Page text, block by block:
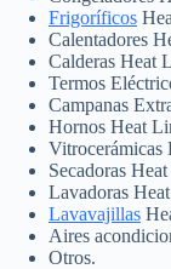
Frigoríficos
Calentadores
Calderas Heat
Termos
Campanas
Hornos Heat
Vitrocerámicas
Secadoras
Lavadoras
Lavavajillas
Aires
Otros.